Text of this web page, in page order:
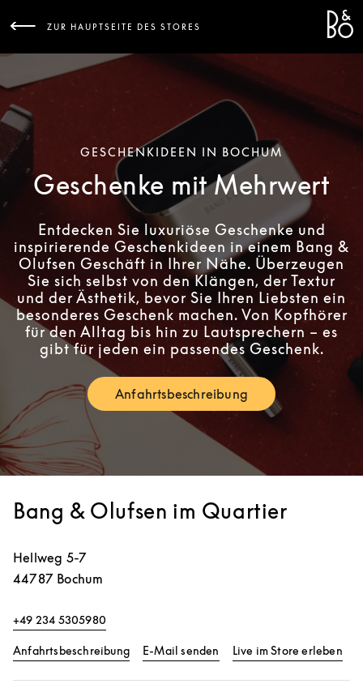
ZUR HAUPTSEITE DES STORES
GESCHENKIDEEN IN BOCHUM
Geschenke mit Mehrwert
Entdecken Sie luxuriöse Geschenke und
inspirierende Geschenkideen in einem Bang &
Olufsen Geschäft in Ihrer Nähe. Überzeugen
Sie sich selbst von den Klängen, der Textur
und der Ästhetik, bevor Sie Ihren Liebsten ein
besonderes Geschenk machen. Von Kopfhörer
für den Alltag bis hin zu Lautsprechern – es
gibt für jeden ein passendes Geschenk.
AnfahrtsbeschreibungLink Opens in New Tab
Bang & Olufsen im Quartier
Hellweg 5-7
44787 Bochum
+49 234 5305980
AnfahrtsbeschreibungLink Opens in New Tab
E-Mail senden Live im Store erleben